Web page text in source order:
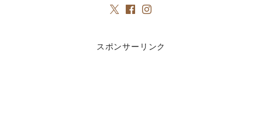
スポンサーリンク